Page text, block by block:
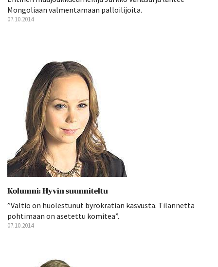
Mongoliaan valmentamaan palloilijoita.
07.10.2014
Kolumni: Hyvin suunniteltu
”Valtio on huolestunut byrokratian kasvusta. Tilannetta
pohtimaan on asetettu komitea”.
07.10.2014